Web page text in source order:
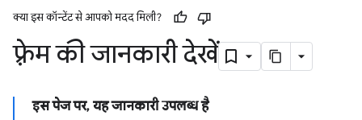
क्या इस कॉन्टेंट से आपको मदद मिली?
फ़्रेम की जानकारी देखें
इस पेज पर, यह जानकारी उपलब्ध है